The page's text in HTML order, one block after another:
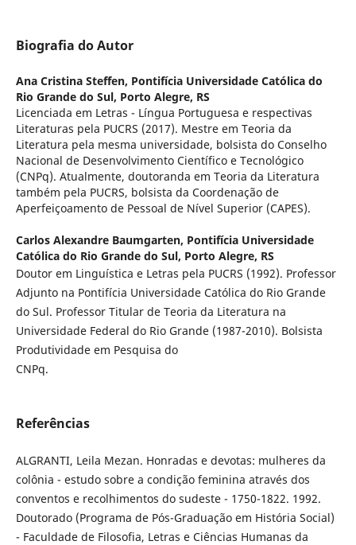
Biografia do Autor
Ana Cristina Steffen, Pontifícia Universidade Católica do
Rio Grande do Sul, Porto Alegre, RS
Licenciada em Letras - Língua Portuguesa e respectivas
Literaturas pela PUCRS (2017). Mestre em Teoria da
Literatura pela mesma universidade, bolsista do Conselho
Nacional de Desenvolvimento Científico e Tecnológico
(CNPq). Atualmente, doutoranda em Teoria da Literatura
também pela PUCRS, bolsista da Coordenação de
Aperfeiçoamento de Pessoal de Nível Superior (CAPES).
Carlos Alexandre Baumgarten, Pontifícia Universidade
Católica do Rio Grande do Sul, Porto Alegre, RS
Doutor em Linguística e Letras pela PUCRS (1992). Professor
Adjunto na Pontifícia Universidade Católica do Rio Grande
do Sul. Professor Titular de Teoria da Literatura na
Universidade Federal do Rio Grande (1987-2010). Bolsista
Produtividade em Pesquisa do
CNPq.
Referências
ALGRANTI, Leila Mezan. Honradas e devotas: mulheres da
colônia - estudo sobre a condição feminina através dos
conventos e recolhimentos do sudeste - 1750-1822. 1992.
Doutorado (Programa de Pós-Graduação em História Social)
- Faculdade de Filosofia, Letras e Ciências Humanas da